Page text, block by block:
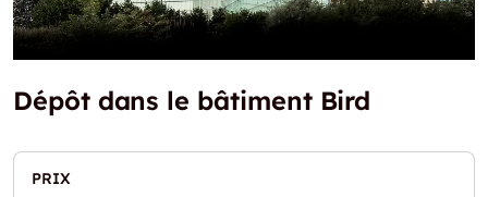
Dépôt dans le bâtiment Bird
PRIX